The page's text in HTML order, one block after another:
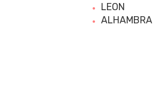
LEON
ALHAMBRA